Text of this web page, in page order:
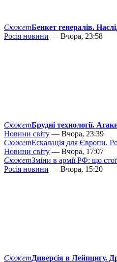
СюжетБенкет генералів.
Росія новини — Вчора, 23:58
СюжетБрудні технології.
Новини світу — Вчора, 23:39
СюжетЕскалація для Європи.
Новини світу — Вчора, 17:07
СюжетЗміни в армії РФ: що
Росія новини — Вчора, 15:20
СюжетДиверсія в Лейпцигу.